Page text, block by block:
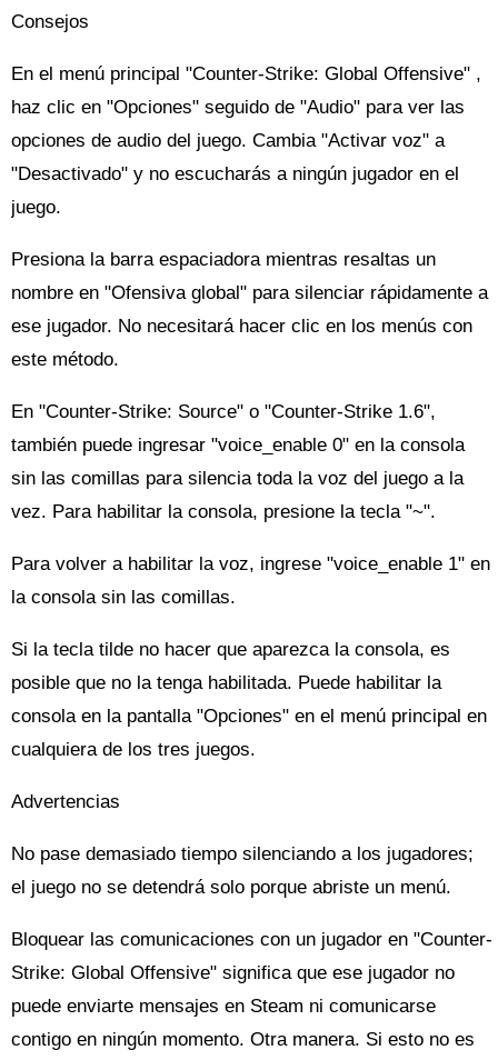
Consejos
En el menú principal "Counter-Strike: Global Offensive" ,
haz clic en "Opciones" seguido de "Audio" para ver las
opciones de audio del juego. Cambia "Activar voz" a
"Desactivado" y no escucharás a ningún jugador en el
juego.
Presiona la barra espaciadora mientras resaltas un
nombre en "Ofensiva global" para silenciar rápidamente a
ese jugador. No necesitará hacer clic en los menús con
este método.
En "Counter-Strike: Source" o "Counter-Strike 1.6",
también puede ingresar "voice_enable 0" en la consola
sin las comillas para silencia toda la voz del juego a la
vez. Para habilitar la consola, presione la tecla "~".
Para volver a habilitar la voz, ingrese "voice_enable 1" en
la consola sin las comillas.
Si la tecla tilde no hacer que aparezca la consola, es
posible que no la tenga habilitada. Puede habilitar la
consola en la pantalla "Opciones" en el menú principal en
cualquiera de los tres juegos.
Advertencias
No pase demasiado tiempo silenciando a los jugadores;
el juego no se detendrá solo porque abriste un menú.
Bloquear las comunicaciones con un jugador en "Counter-
Strike: Global Offensive" significa que ese jugador no
puede enviarte mensajes en Steam ni comunicarse
contigo en ningún momento. Otra manera. Si esto no es